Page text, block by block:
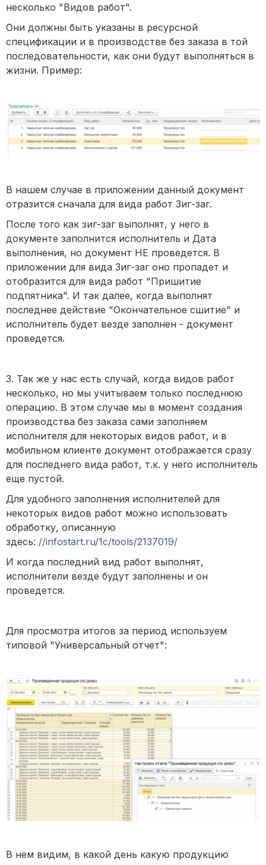
несколько "Видов работ".
Они должны быть указаны в ресурсной
спецификации и в производстве без заказа в той
последовательности, как они будут выполняться в
жизни. Пример:
В нашем случае в приложении данный документ
отразится сначала для вида работ Зиг-заг.
После того как зиг-заг выполнят, у него в
документе заполнится исполнитель и Дата
выполнения, но документ НЕ проведется. В
приложении для вида Зиг-заг оно пропадет и
отобразится для вида работ "Пришитие
подпятника". И так далее, когда выполнят
последнее действие "Окончательное сшитие" и
исполнитель будет везде заполнен - документ
проведется.
3. Так же у нас есть случай, когда видов работ
несколько, но мы учитываем только последнюю
операцию. В этом случае мы в момент создания
производства без заказа сами заполняем
исполнителя для некоторых видов работ, и в
мобильном клиенте документ отображается сразу
для последнего вида работ, т.к. у него исполнитель
еще пустой.
Для удобного заполнения исполнителей для
некоторых видов работ можно использовать
обработку, описанную
здесь: //infostart.ru/1c/tools/2137019/
И когда последний вид работ выполнят,
исполнители везде будут заполнены и он
проведется.
Для просмотра итогов за период используем
типовой "Универсальный отчет":
В нем видим, в какой день какую продукцию